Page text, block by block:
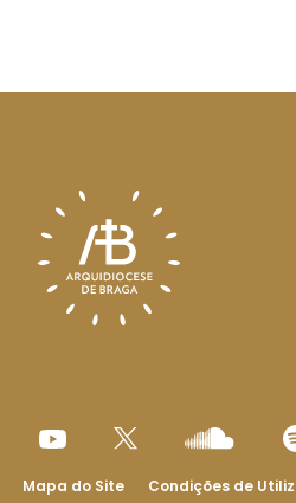
Mapa do Site Condições de